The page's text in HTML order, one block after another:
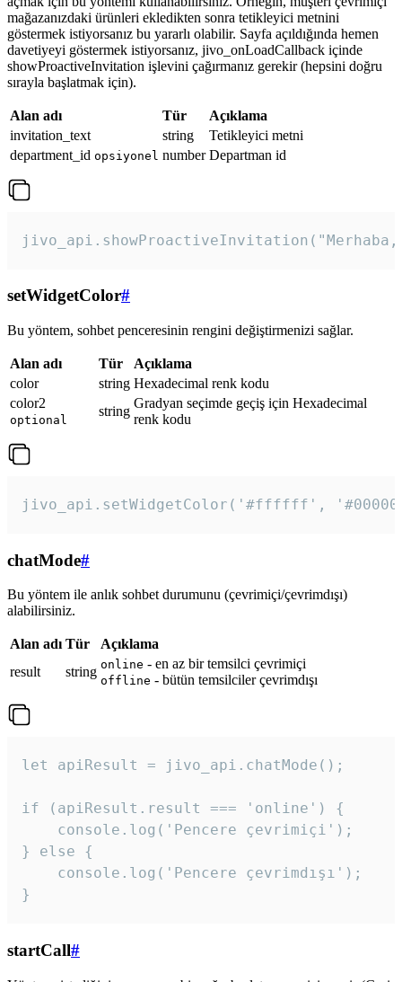
mağazanızdaki ürünleri ekledikten sonra tetikleyici metnini
göstermek istiyorsanız bu yararlı olabilir. Sayfa açıldığında hemen
davetiyeyi göstermek istiyorsanız, jivo_onLoadCallback içinde
showProactiveInvitation işlevini çağırmanız gerekir (hepsini doğru
sırayla başlatmak için).
Alan adı Tür
Açıklama
invitation_text
string
Tetikleyici metni
department_id opsiyonel number Departman id
setWidgetColor#
Bu yöntem, sohbet penceresinin rengini değiştirmenizi sağlar.
Alan adı Tür
Açıklama
color
string Hexadecimal renk kodu
color2
optional
string
Gradyan seçimde geçiş için Hexadecimal
renk kodu
jivo_api.setWidgetColor('#ffffff',
chatMode#
Bu yöntem ile anlık sohbet durumunu (çevrimiçi/çevrimdışı)
alabilirsiniz.
Alan adı Tür
Açıklama
result
string online - en az bir temsilci çevrimiçi
offline - bütün temsilciler çevrimdışı
let apiResult = jivo_api.chatMode();
if (apiResult.result === 'online') {
    console.log('Pencere çevrimiçi');
} else {
    console.log('Pencere çevrimdışı');
}
startCall#